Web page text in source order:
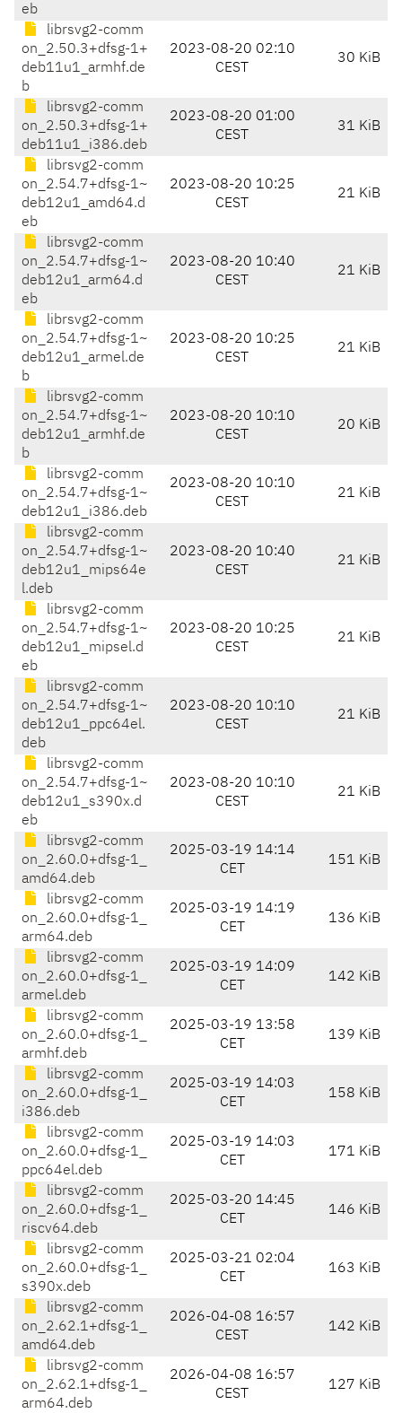
eb
librsvg2-comm
on_2.50.3+dfsg-1+
deb11u1_armhf.de
b
2023-08-20 02:10
CEST
30 KiB
librsvg2-comm
on_2.50.3+dfsg-1+
deb11u1_i386.deb
2023-08-20 01:00
CEST
31 KiB
librsvg2-comm
on_2.54.7+dfsg-1~
deb12u1_amd64.d
eb
2023-08-20 10:25
CEST
21 KiB
librsvg2-comm
on_2.54.7+dfsg-1~
deb12u1_arm64.d
eb
2023-08-20 10:40
CEST
21 KiB
librsvg2-comm
on_2.54.7+dfsg-1~
deb12u1_armel.de
b
2023-08-20 10:25
CEST
21 KiB
librsvg2-comm
on_2.54.7+dfsg-1~
deb12u1_armhf.de
b
2023-08-20 10:10
CEST
20 KiB
librsvg2-comm
on_2.54.7+dfsg-1~
deb12u1_i386.deb
2023-08-20 10:10
CEST
21 KiB
librsvg2-comm
on_2.54.7+dfsg-1~
deb12u1_mips64e
l.deb
2023-08-20 10:40
CEST
21 KiB
librsvg2-comm
on_2.54.7+dfsg-1~
deb12u1_mipsel.d
eb
2023-08-20 10:25
CEST
21 KiB
librsvg2-comm
on_2.54.7+dfsg-1~
deb12u1_ppc64el.
deb
2023-08-20 10:10
CEST
21 KiB
librsvg2-comm
on_2.54.7+dfsg-1~
deb12u1_s390x.d
eb
2023-08-20 10:10
CEST
21 KiB
librsvg2-comm
on_2.60.0+dfsg-1_
amd64.deb
2025-03-19 14:14
CET
151 KiB
librsvg2-comm
on_2.60.0+dfsg-1_
arm64.deb
2025-03-19 14:19
CET
136 KiB
librsvg2-comm
on_2.60.0+dfsg-1_
armel.deb
2025-03-19 14:09
CET
142 KiB
librsvg2-comm
on_2.60.0+dfsg-1_
armhf.deb
2025-03-19 13:58
CET
139 KiB
librsvg2-comm
on_2.60.0+dfsg-1_
i386.deb
2025-03-19 14:03
CET
158 KiB
librsvg2-comm
on_2.60.0+dfsg-1_
ppc64el.deb
2025-03-19 14:03
CET
171 KiB
librsvg2-comm
on_2.60.0+dfsg-1_
riscv64.deb
2025-03-20 14:45
CET
146 KiB
librsvg2-comm
on_2.60.0+dfsg-1_
s390x.deb
2025-03-21 02:04
CET
163 KiB
librsvg2-comm
on_2.62.1+dfsg-1_
amd64.deb
2026-04-08 16:57
CEST
142 KiB
librsvg2-comm
on_2.62.1+dfsg-1_
arm64.deb
2026-04-08 16:57
CEST
127 KiB